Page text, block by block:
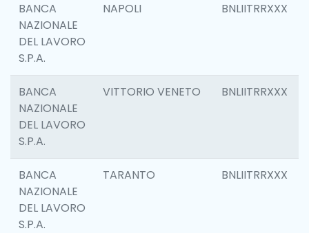
BANCA
NAZIONALE
DEL LAVORO
S.P.A.
NAPOLI BNLIITRRXXX
BANCA
NAZIONALE
DEL LAVORO
S.P.A.
VITTORIO VENETO BNLIITRRXXX
BANCA
NAZIONALE
DEL LAVORO
S.P.A.
TARANTO BNLIITRRXXX